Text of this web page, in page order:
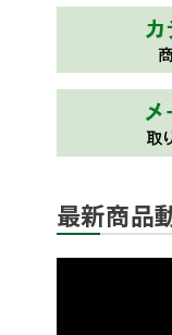
最新商品